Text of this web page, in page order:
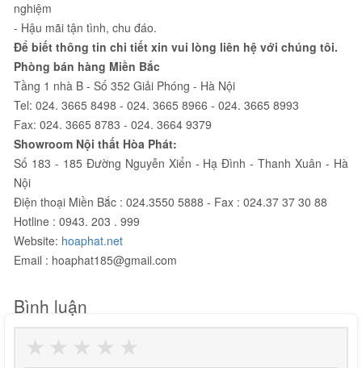
nghiệm
- Hậu mãi tận tình, chu đáo.
Để biết thông tin chi tiết xin vui lòng liên hệ với chúng tôi.
Phòng bán hàng Miền Bắc
Tầng 1 nhà B - Số 352 Giải Phóng - Hà Nội
Tel: 024. 3665 8498 - 024. 3665 8966 - 024. 3665 8993
Fax: 024. 3665 8783 - 024. 3664 9379
Showroom Nội thất Hòa Phát:
Số 183 - 185 Đường Nguyễn Xiển - Hạ Đình - Thanh Xuân - Hà
Nội
Điện thoại Miền Bắc : 024.3550 5888 - Fax : 024.37 37 30 88
Hotline : 0943. 203 . 999
Website: hoaphat.net
Email : hoaphat185@gmail.com
Bình luận
★
★
★
★
★